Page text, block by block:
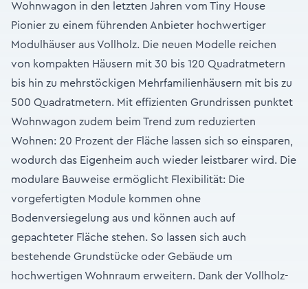
Wohnwagon in den letzten Jahren vom Tiny House
Pionier zu einem führenden Anbieter hochwertiger
Modulhäuser aus Vollholz. Die neuen Modelle reichen
von kompakten Häusern mit 30 bis 120 Quadratmetern
bis hin zu mehrstöckigen Mehrfamilienhäusern mit bis zu
500 Quadratmetern. Mit effizienten Grundrissen punktet
Wohnwagon zudem beim Trend zum reduzierten
Wohnen: 20 Prozent der Fläche lassen sich so einsparen,
wodurch das Eigenheim auch wieder leistbarer wird. Die
modulare Bauweise ermöglicht Flexibilität: Die
vorgefertigten Module kommen ohne
Bodenversiegelung aus und können auch auf
gepachteter Fläche stehen. So lassen sich auch
bestehende Grundstücke oder Gebäude um
hochwertigen Wohnraum erweitern. Dank der Vollholz-